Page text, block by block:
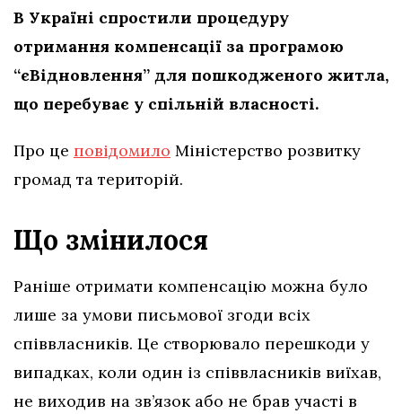
В Україні спростили процедуру
отримання компенсації за програмою
“єВідновлення” для пошкодженого житла,
що перебуває у спільній власності.
Про це повідомило Міністерство розвитку
громад та територій.
Що змінилося
Раніше отримати компенсацію можна було
лише за умови письмової згоди всіх
співвласників. Це створювало перешкоди у
випадках, коли один із співвласників виїхав,
не виходив на зв’язок або не брав участі в